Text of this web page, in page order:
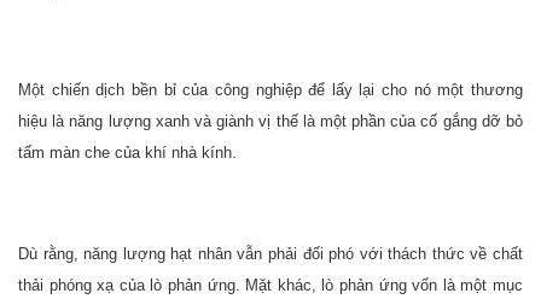
Một chiến dịch bền bỉ của công nghiệp để lấy lại cho nó một thương
hiệu là năng lượng xanh và giành vị thế là một phần của cố gắng dỡ bỏ
tấm màn che của khí nhà kính.
Dù rằng, năng lượng hạt nhân vẫn phải đối phó với thách thức về chất
thải phóng xạ của lò phản ứng. Mặt khác, lò phản ứng vốn là một mục